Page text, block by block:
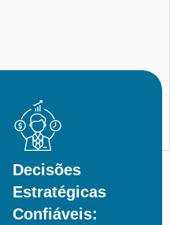
Decisões
Estratégicas
Confiáveis: